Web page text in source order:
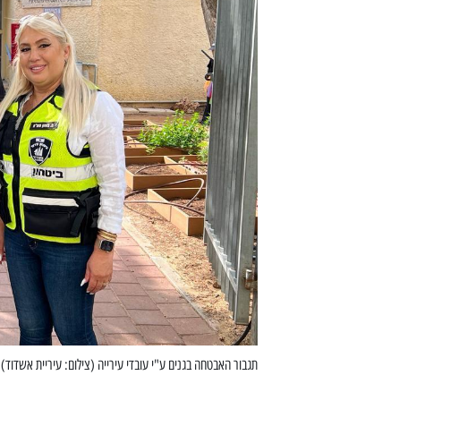
תגבור האבטחה בגנים ע"י עובדי עירייה (צילום: עיריית אשדוד)